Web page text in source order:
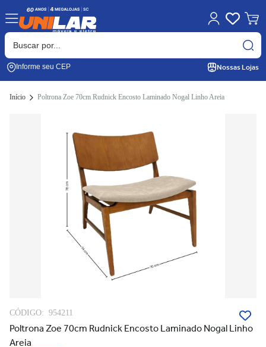
Informe seu CEP Nossas Lojas
Início Poltrona Zoe 70cm Rudnick Encosto Laminado Nogal Linho Areia
CÓDIGO: 954211
Poltrona Zoe 70cm Rudnick Encosto Laminado Nogal Linho
Areia